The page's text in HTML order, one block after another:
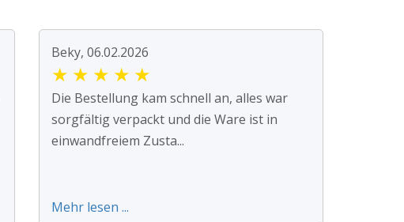
Beky, 06.02.2026
★ ★ ★ ★ ★
Die Bestellung kam schnell an, alles war
sorgfältig verpackt und die Ware ist in
einwandfreiem Zusta...
Mehr lesen ...